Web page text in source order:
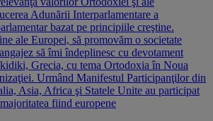
Adunării Interparlamentare a
bazat pe principiile creştine.
ale Europei, să promovăm o societate
să îmi îndeplinesc cu devotament
Grecia, cu tema Ortodoxia în Noua
Urmând Manifestul Participanţilor din
Asia, Africa şi Statele Unite au participat
fiind europene